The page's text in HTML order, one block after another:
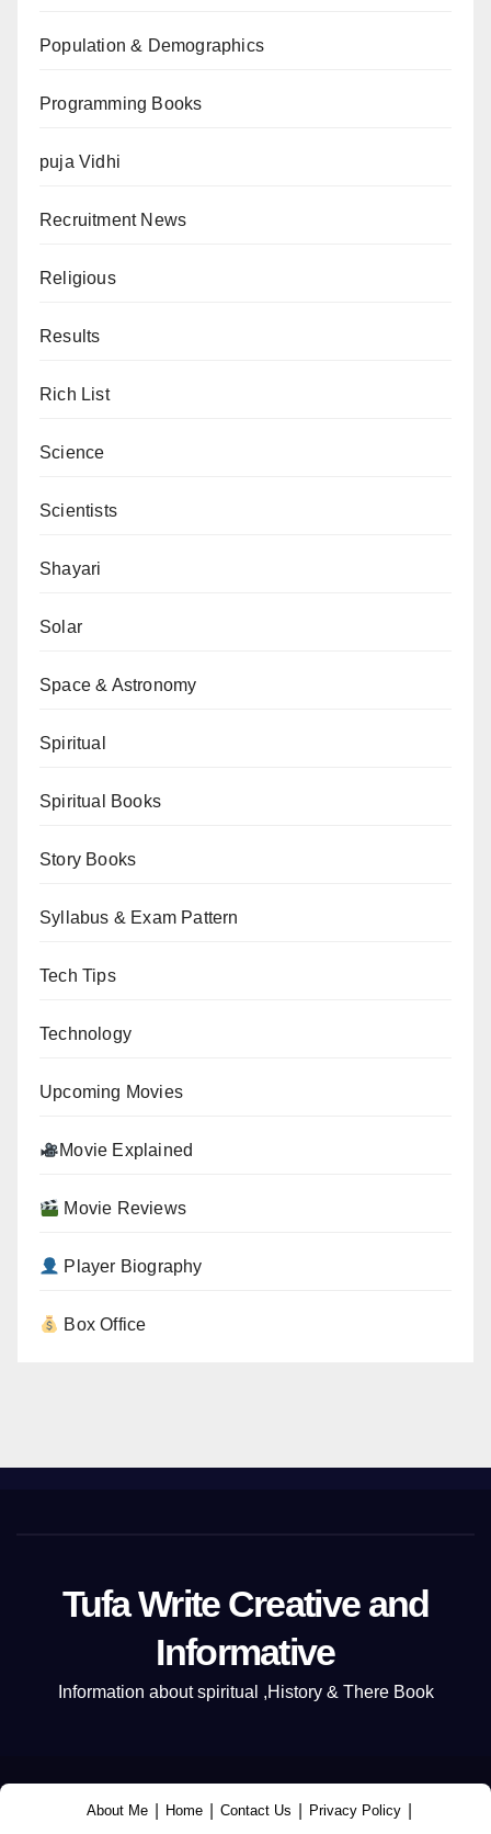
Population & Demographics
Programming Books
puja Vidhi
Recruitment News
Religious
Results
Rich List
Science
Scientists
Shayari
Solar
Space & Astronomy
Spiritual
Spiritual Books
Story Books
Syllabus & Exam Pattern
Tech Tips
Technology
Upcoming Movies
Movie Explained
Movie Reviews
Player Biography
Box Office
Tufa Write Creative and
Informative
Information about spiritual ,History & There Book
About Me Home Contact Us Privacy Policy